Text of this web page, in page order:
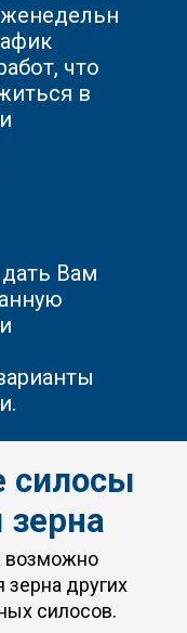
что
в
Вам
силосы
зерна
возможно
зерна других
силосов.